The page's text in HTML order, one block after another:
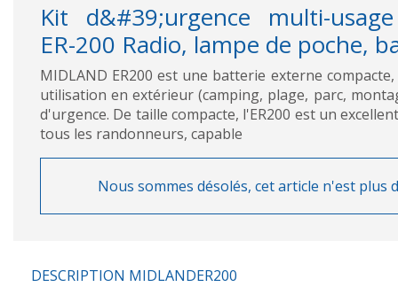
Kit d&#39;urgence multi-
ER-200 Radio, lampe de poche,
MIDLAND ER200 est une batterie externe
utilisation en extérieur (camping, plage, parc,
d'urgence. De taille compacte, l'ER200 est un
tous les randonneurs, capable
Nous sommes désolés, cet article n'est plus
DESCRIPTION MIDLANDER200